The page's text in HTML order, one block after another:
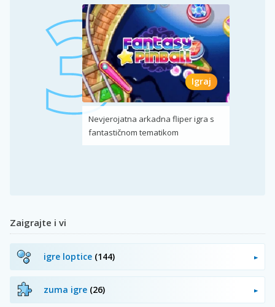
Igraj
Nevjerojatna arkadna fliper igra s
fantastičnom tematikom
Zaigrajte i vi
igre loptice (144)
zuma igre (26)